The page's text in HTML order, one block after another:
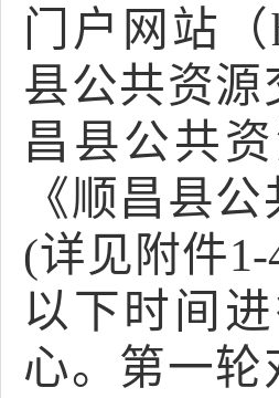
门户网站（
县公共资
昌县公共
《顺昌县
(详见附件
以下时间
心。 第一轮